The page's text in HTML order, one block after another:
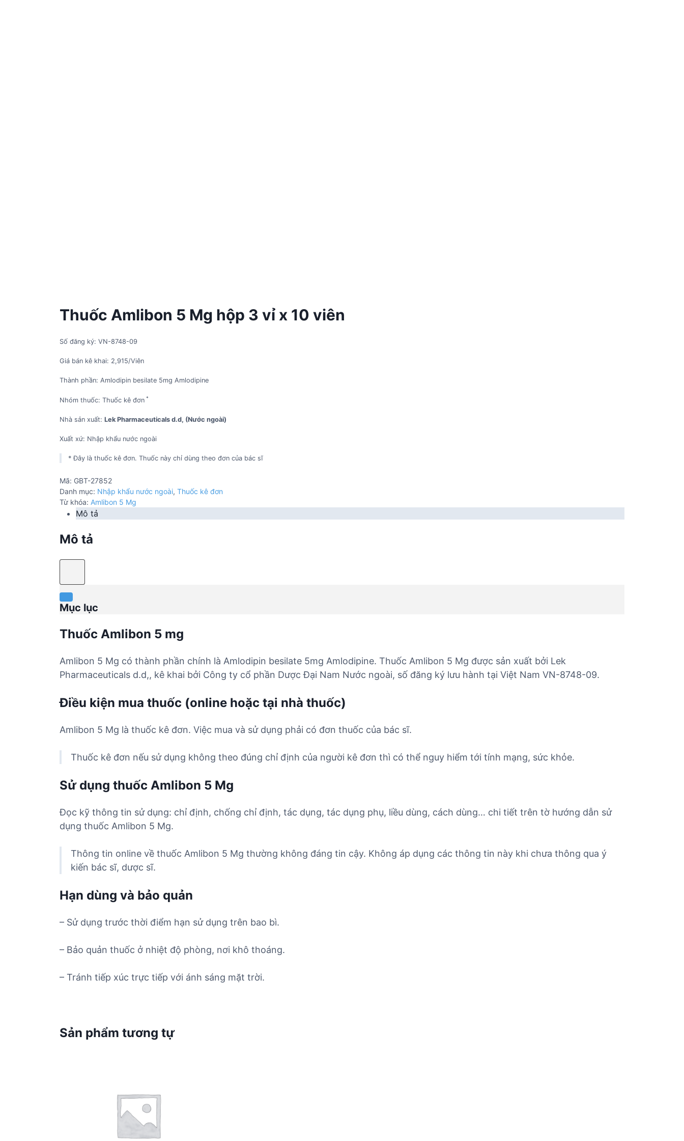
Thuốc Amlibon 5 Mg hộp 3 vỉ x 10 viên
Số đăng ký: VN-8748-09
Giá bán kê khai: 2,915/Viên
Thành phần: Amlodipin besilate 5mg Amlodipine
Nhóm thuốc: Thuốc kê đơn *
Nhà sản xuất: Lek Pharmaceuticals d.d, (Nước ngoài)
Xuất xứ: Nhập khẩu nước ngoài
* Đây là thuốc kê đơn. Thuốc này chỉ dùng theo đơn của bác sĩ
Mã: GBT-27852
Danh mục: Nhập khẩu nước ngoài, Thuốc kê đơn
Từ khóa: Amlibon 5 Mg
Mô tả
Mô tả
Mục lục
Thuốc Amlibon 5 mg
Amlibon 5 Mg có thành phần chính là Amlodipin besilate 5mg Amlodipine. Thuốc Amlibon 5 Mg được sản xuất bởi Lek
Pharmaceuticals d.d,, kê khai bởi Công ty cổ phần Dược Đại Nam Nước ngoài, số đăng ký lưu hành tại Việt Nam VN-8748-09.
Điều kiện mua thuốc (online hoặc tại nhà thuốc)
Amlibon 5 Mg là thuốc kê đơn. Việc mua và sử dụng phải có đơn thuốc của bác sĩ.
Thuốc kê đơn nếu sử dụng không theo đúng chỉ định của người kê đơn thì có thể nguy hiểm tới tính mạng, sức khỏe.
Sử dụng thuốc Amlibon 5 Mg
Đọc kỹ thông tin sử dụng: chỉ định, chống chỉ định, tác dụng, tác dụng phụ, liều dùng, cách dùng… chi tiết trên tờ hướng dẫn sử
dụng thuốc Amlibon 5 Mg.
Thông tin online về thuốc Amlibon 5 Mg thường không đáng tin cậy. Không áp dụng các thông tin này khi chưa thông qua ý
kiến bác sĩ, dược sĩ.
Hạn dùng và bảo quản
– Sử dụng trước thời điểm hạn sử dụng trên bao bì.
– Bảo quản thuốc ở nhiệt độ phòng, nơi khô thoáng.
– Tránh tiếp xúc trực tiếp với ánh sáng mặt trời.
Sản phẩm tương tự